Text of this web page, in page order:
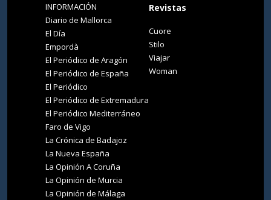
INFORMACIÓN
Diario de Mallorca
El Día
Empordà
El Periódico de Aragón
El Periódico de España
El Periódico
El Periódico de Extremadura
El Periódico Mediterráneo
Faro de Vigo
La Crónica de Badajoz
La Nueva España
La Opinión A Coruña
La Opinión de Murcia
La Opinión de Málaga
Revistas
Cuore
Stilo
Viajar
Woman